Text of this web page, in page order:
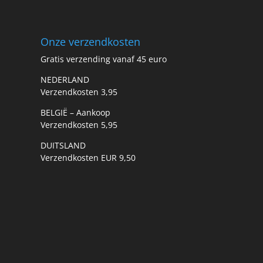
Onze verzendkosten
Gratis verzending vanaf 45 euro
NEDERLAND
Verzendkosten 3,95
BELGIË – Aankoop
Verzendkosten 5,95
DUITSLAND
Verzendkosten EUR 9,50